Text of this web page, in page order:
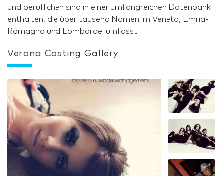
und beruflichen sind in einer umfangreichen Datenbank
enthalten, die über tausend Namen im Veneto, Emilia-
Romagna und Lombardei umfasst.
Verona Casting Gallery